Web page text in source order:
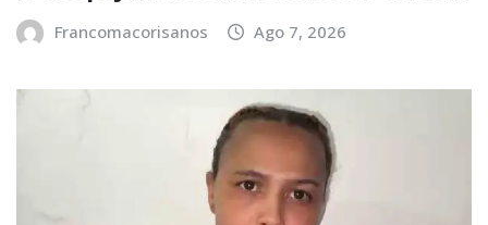
Francomacorisanos Ago 7, 2026